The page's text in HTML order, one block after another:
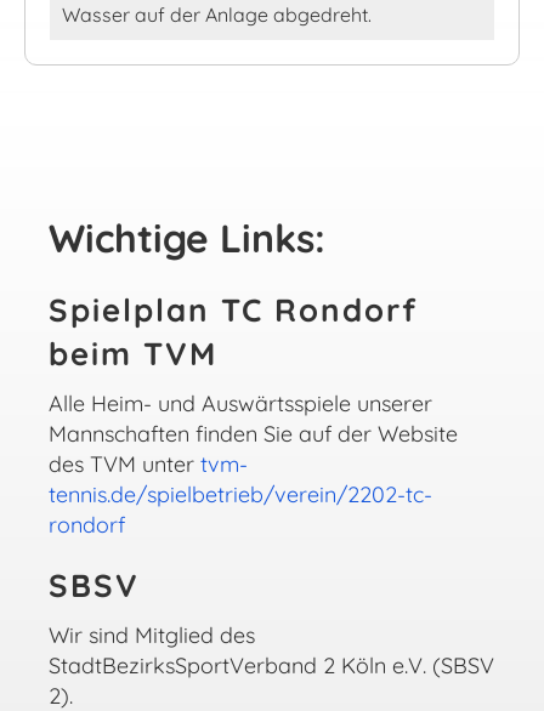
Wasser auf der Anlage abgedreht.
Wichtige Links:
Spielplan TC Rondorf
beim TVM
Alle Heim- und Auswärtsspiele unserer
Mannschaften finden Sie auf der Website
des TVM unter tvm-
tennis.de/spielbetrieb/verein/2202-tc-
rondorf
SBSV
Wir sind Mitglied des
StadtBezirksSportVerband 2 Köln e.V. (SBSV
2).